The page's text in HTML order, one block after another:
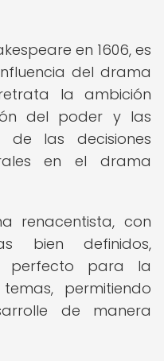
en 1606, es
del drama
la ambición
del poder y las
de las decisiones
en el drama
renacentista, con
bien definidos,
perfecto para la
permitiendo
de manera